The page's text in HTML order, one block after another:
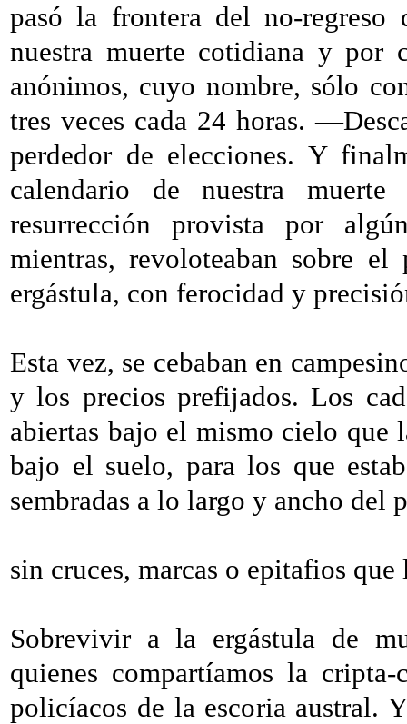
pasó la frontera del no-
nuestra muerte cotidiana y por
anónimos, cuyo nombre, sólo
tres veces cada 24 horas.
perdedor de elecciones. Y
calendario de nuestra
resurrección provista por
mientras, revoloteaban sobre
ergástula, con ferocidad y
Esta vez, se cebaban en
y los precios prefijados. Los
abiertas bajo el mismo cielo que
bajo el suelo, para los que
sembradas a lo largo y ancho del
sin cruces, marcas o epitafios
Sobrevivir a la ergástula de
quienes compartíamos la
policíacos de la escoria austral.